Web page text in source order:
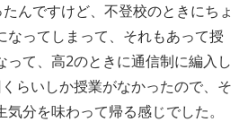
んですけど、不登校のときにちょ
なってしまって、それもあって授
って、高2のときに通信制に編入し
らいしか授業がなかったので、そ
分を味わって帰る感じでした。